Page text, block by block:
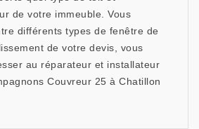
de votre immeuble. Vous
différents types de fenêtre de
de votre devis, vous
au réparateur et installateur
Couvreur 25 à Chatillon